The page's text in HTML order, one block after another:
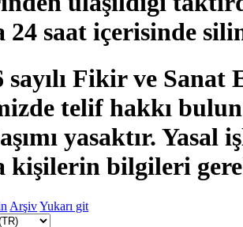
24 saat içerisinde
sayılı Fikir ve
telif hakkı
yasaktır. Yasal
kişilerin bilgileri
ArşivYukarı git